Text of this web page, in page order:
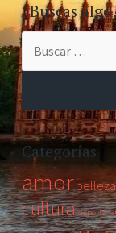
¿Buscas
Categorías
amorbelleza
cultura deporte